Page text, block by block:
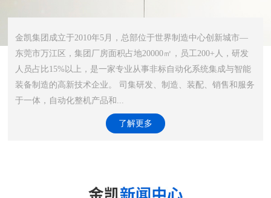
金凯集团成立于2010年5月，总部位于世界制造中心创新城市—
东莞市万江区，集团厂房面积占地20000㎡，员工200+人，研发
人员占比15%以上，是一家专业从事非标自动化系统集成与智能
装备制造的高新技术企业。 司集研发、制造、装配、销售和服务
于一体，自动化整机产品和...
了解更多